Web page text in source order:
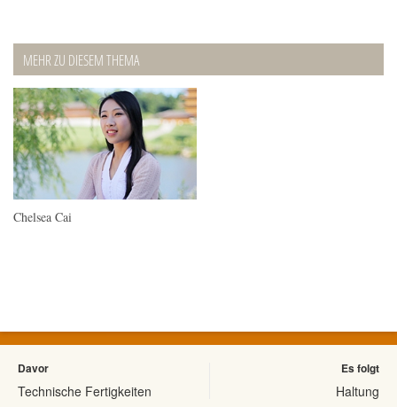
MEHR ZU DIESEM THEMA
Chelsea Cai
Davor
Technische Fertigkeiten
Es folgt
Haltung